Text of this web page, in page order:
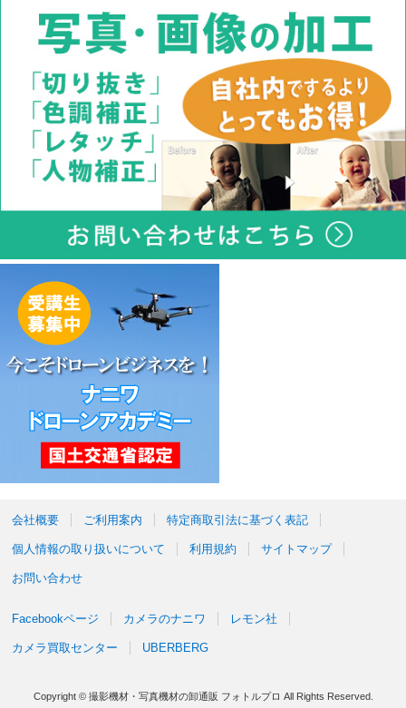
会社概要 ご利用案内 特定商取引法に基づく表記
個人情報の取り扱いについて 利用規約 サイトマップ
お問い合わせ
Facebookページ カメラのナニワ レモン社
カメラ買取センター UBERBERG
Copyright © 撮影機材・写真機材の卸通販 フォトルプロ All Rights Reserved.